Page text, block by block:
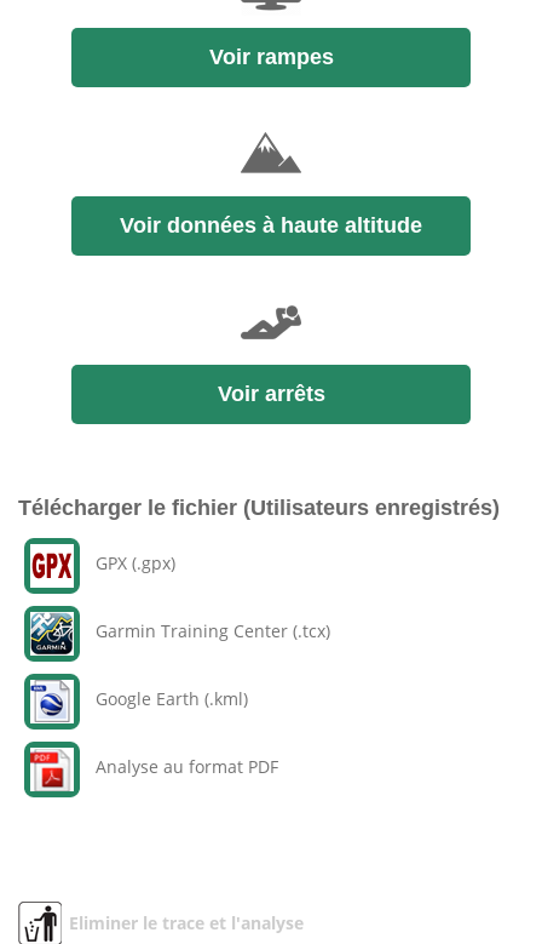
Voir rampes
Voir données à haute altitude
Voir arrêts
Télécharger le fichier (Utilisateurs enregistrés)
GPX (.gpx)
Garmin Training Center (.tcx)
Google Earth (.kml)
Analyse au format PDF
Eliminer le trace et l'analyse